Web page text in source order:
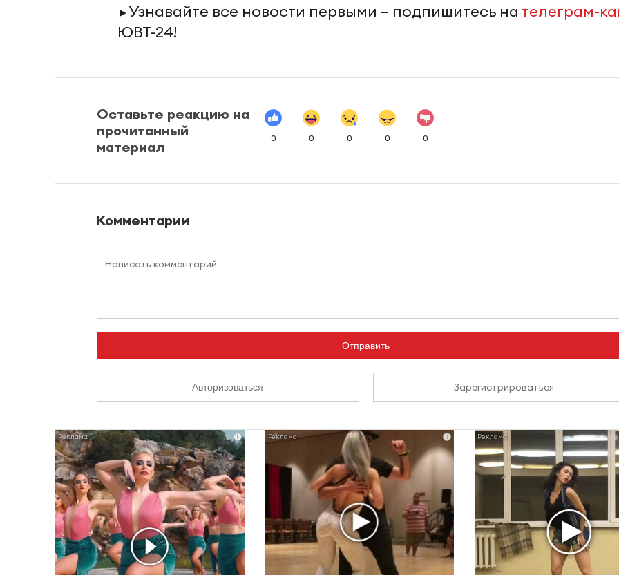
► Узнавайте все новости первыми – подпишитесь на телеграм-
ЮВТ-24!
Оставьте реакцию на
прочитанный
материал
0 0 0 0 0
Комментарии
Отправить
Авторизоваться Зарегистрироваться
i i